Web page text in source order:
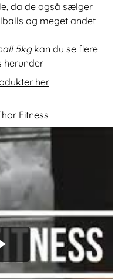
da de også sælger
og meget andet
5kgkan du se flere
herunder
her
Fitness